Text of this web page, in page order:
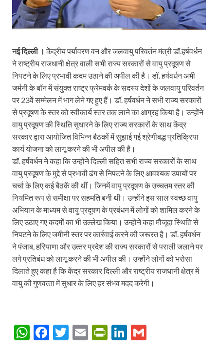
नई दिल्ली । केंद्रीय पर्यावरण वन और जलवायु परिवर्तन मंत्री डॉ.हर्षवर्धन
ने राष्‍ट्रीय राजधानी क्षेत्र वाली सभी राज्‍य सरकारों से वायु प्रदूषण से
निपटने के लिए प्रभावी कदम उठाने की अपील की है। डॉ. हर्षवर्धन अभी
जर्मनी के बॉन में संयुक्‍त राष्‍ट्र फ्रेमवर्क के सदस्‍य देशों के जलवायु परिवर्तन
पर 23वें सम्‍मेलन में भाग लेने गए हुए हैं। डॉ. हर्षवर्धन ने सभी राज्‍य सरकारों
से प्रदूषण के स्‍तर को स्‍वीकार्य स्‍तर तक लाने का आग्रह किया है। उन्‍होंने
वायु प्रदूषण की स्थिति सुधारने के लिए राज्य सरकारों के साथ केंद्र
सरकार द्वारा आयोजित विभिन्न बैठकों में सुझाई गई श्रेणीबद्ध प्रतिक्रिया
कार्य योजना को लागू करने की भी अपील की है।
डॉ. हर्षवर्धन ने कहा कि उन्होंने दिल्ली सहित सभी राज्य सरकारों के साथ
वायु प्रदूषण के मुद्दे से प्रभावी ढंग से निपटने के लिए आवश्यक उपायों पर
चर्चा के लिए कई बैठकें की थीं। जिनमें वायु प्रदूषण के उच्चतम स्तर की
नियमित रूप से समीक्षा पर सहमति बनी थी। उन्होंने इस साल स्वच्छ वायु
अभियान के माध्यम से वायु प्रदूषण के प्रबंधन में लोगों को शामिल करने के
लिए उठाए गए कदमों का भी उल्लेख किया। उन्होंने कहा मौजूदा स्थिति से
निपटने के लिए जमीनी स्तर पर कार्रवाई करने की जरूरत है। डॉ. हर्षवर्धन
ने पंजाब, हरियाणा और उत्‍तर प्रदेश की राज्‍य सरकारों से पराली जलाने पर
लगे प्रतिबंध को लागू करने की भी अपील की। उन्‍होंने लोगों को भरोसा
दिलाते हुए कहा है कि केंद्र सरकार दिल्‍ली और राष्‍ट्रीय राजधानी क्षेत्र में
वायु की गुणवत्‍ता में सुधार के लिए हर संभव मदद करेगी।
W F
T
E
P
Li